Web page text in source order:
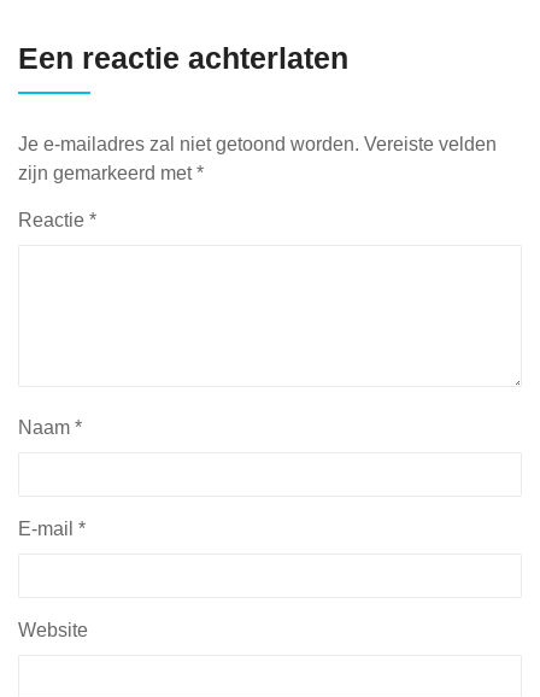
Een reactie achterlaten
Je e-mailadres zal niet getoond worden. Vereiste velden
zijn gemarkeerd met*
Reactie *
Naam *
E-mail *
Website